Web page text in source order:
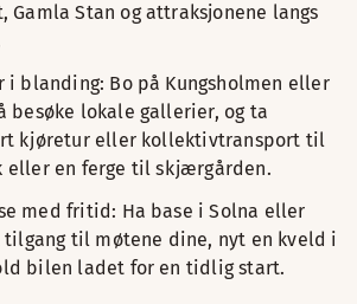
Gamla Stan og attraksjonene langs
i blanding: Bo på Kungsholmen eller
besøke lokale gallerier, og ta
kjøretur eller kollektivtransport til
eller en ferge til skjærgården.
med fritid: Ha base i Solna eller
tilgang til møtene dine, nyt en kveld i
bilen ladet for en tidlig start.